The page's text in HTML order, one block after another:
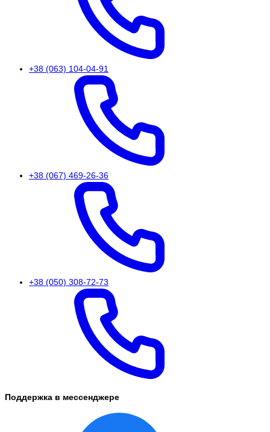
+38 (063) 104-04-91
+38 (067) 469-26-36
+38 (050) 308-72-73
Поддержка в мессенджере